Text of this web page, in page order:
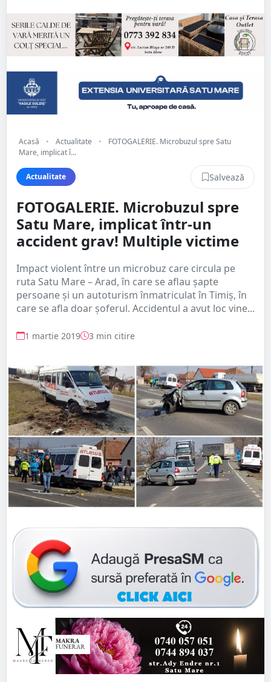
Acasă • Actualitate •
FOTOGALERIE. Microbuzul spre Satu
Mare, implicat î...
Actualitate Salvează
FOTOGALERIE. Microbuzul spre
Satu Mare, implicat într-un
accident grav! Multiple victime
Impact violent între un microbuz care circula pe
ruta Satu Mare – Arad, în care se aflau șapte
persoane și un autoturism înmatriculat în Timiş, în
care se afla doar șoferul. Accidentul a avut loc vine...
1 martie 2019 3 min citire